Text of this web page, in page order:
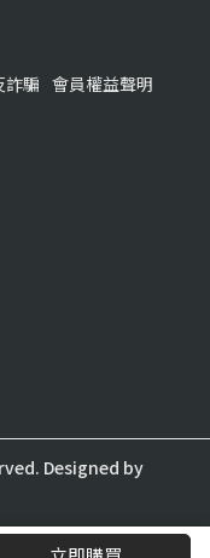
加入購物車
詐騙 會員權益聲明
Designed by